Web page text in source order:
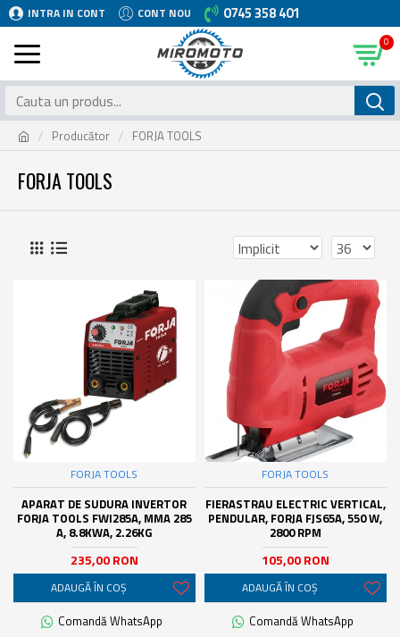
INTRA IN CONT CONT NOU 0745 358 401
0
Producător FORJA TOOLS
FORJA TOOLS
FORJA TOOLS
APARAT DE SUDURA INVERTOR
FORJA TOOLS FWI285A, MMA 285
A, 8.8KWA, 2.26KG
235,00 RON
ADAUGĂ ÎN COŞ
Comandă WhatsApp
FORJA TOOLS
FIERASTRAU ELECTRIC VERTICAL,
PENDULAR, FORJA FJS65A, 550 W,
2800 RPM
105,00 RON
ADAUGĂ ÎN COŞ
Comandă WhatsApp